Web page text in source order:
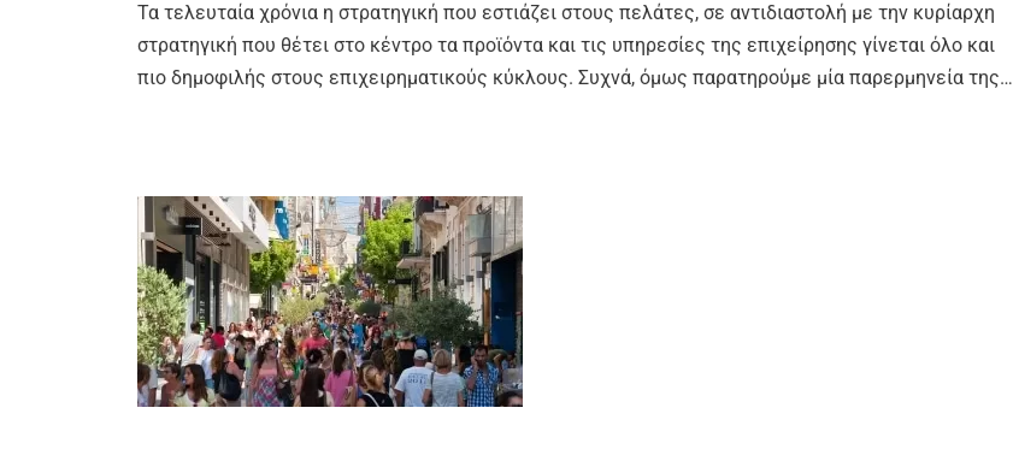
Τα τελευταία χρόνια η στρατηγική που εστιάζει στους πελάτες, σε αντιδιαστολή με την κυρίαρχη
στρατηγική που θέτει στο κέντρο τα προϊόντα και τις υπηρεσίες της επιχείρησης γίνεται όλο και
πιο δημοφιλής στους επιχειρηματικούς κύκλους. Συχνά, όμως παρατηρούμε μία παρερμηνεία της…